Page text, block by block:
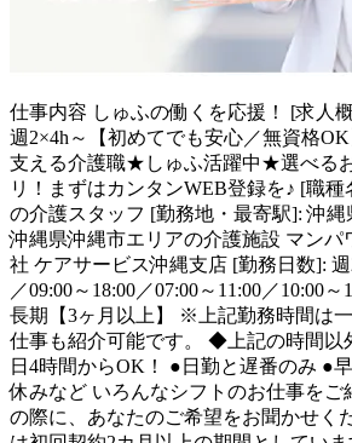
仕事内容 しゅふの働くを応援！ [求人
週2×4h～【初めてでも安心／無資格
支える介護職★しゅふ活躍中★選べる
リ！まずはカンタンWEB登録を♪ [職
の介護スタッフ [勤務地・最寄駅]: 沖縄
沖縄県沖縄市エリアの介護施設 マンパ
社 ケアサービス沖縄支店 [勤務日数]: 週
／09:00～18:00／07:00～11:00／10:00～
長期【3ヶ月以上】 ※上記勤務時間は
仕事も紹介可能です。 ◆上記の時間以
日4時間からOK！ ●日勤と遅番のみ ●
休みなど いろんなシフトのお仕事をご
の際に、あなたのご希望をお聞かせく